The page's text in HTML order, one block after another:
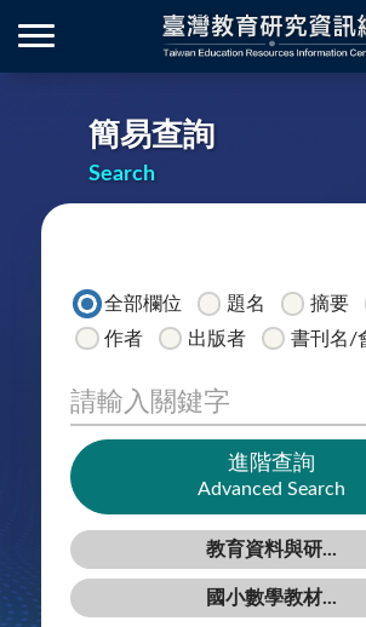
簡易查詢
Search
全部欄位 題名 摘要
作者
出版者 書刊名/
搜
尋
進階查詢
Advanced Search
教育資料與研...
國小數學教材...